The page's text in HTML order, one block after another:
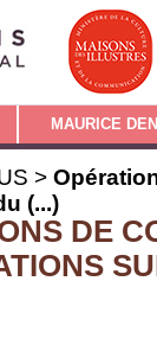
MAURICE
>
(...)
DE